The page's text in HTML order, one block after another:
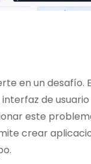
en un desafío.
de
este
crear